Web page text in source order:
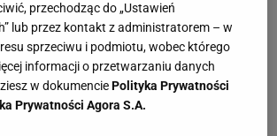
nie zdobył Nanga Parbat. Polak
na 7400 metrach
przechodząc do „Ustawień
lub przez kontakt z administratorem – w
sprzeciwu i podmiotu, wobec którego
informacji o przetwarzaniu danych
w dokumenciePolityka Prywatności
Prywatności Agora S.A.